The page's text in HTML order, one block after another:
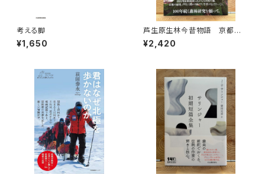
考える脚
¥1,650
芦生原生林今昔物語 京都大
学芦生演習林から研究林へ
¥2,420